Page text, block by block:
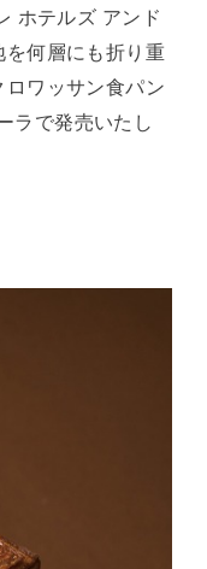
ホテルズ アンド
を何層にも折り重
ワッサン食パン
ラで発売いたし